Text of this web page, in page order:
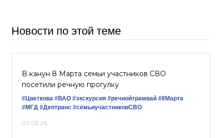
Новости по этой теме
В канун 8 Марта семьи участников СВО
посетили речную прогулку
#Цветкова #ВАО #экскурсия #речнойтрамвай #8Марта
#МГД #Дептранс #семьиучастниковСВО
07.03.26